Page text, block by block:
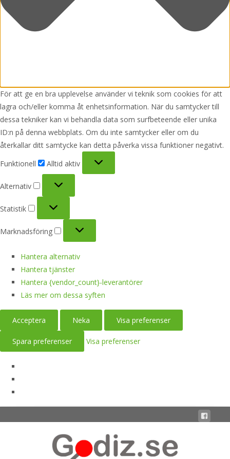
För att ge en bra upplevelse använder vi teknik som cookies för att
lagra och/eller komma åt enhetsinformation. När du samtycker till
dessa tekniker kan vi behandla data som surfbeteende eller unika
ID:n på denna webbplats. Om du inte samtycker eller om du
återkallar ditt samtycke kan detta påverka vissa funktioner negativt.
Funktionell
Alltid aktiv
Alternativ
Statistik
Marknadsföring
Hantera alternativ
Hantera tjänster
Hantera {vendor_count}-leverantörer
Läs mer om dessa syften
Acceptera Neka Visa preferenser
Spara preferenser Visa preferenser